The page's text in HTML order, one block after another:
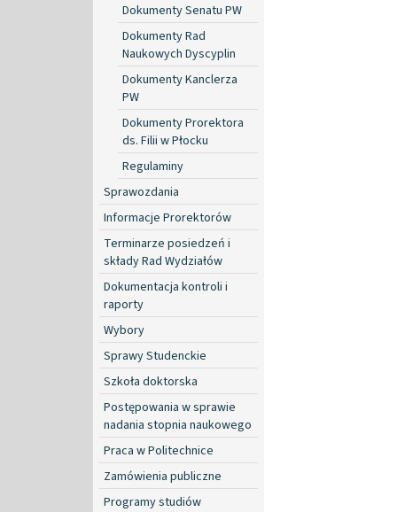
Dokumenty Senatu PW
Dokumenty Rad
Naukowych Dyscyplin
Dokumenty Kanclerza
PW
Dokumenty Prorektora
ds. Filii w Płocku
Regulaminy
Sprawozdania
Informacje Prorektorów
Terminarze posiedzeń i
składy Rad Wydziałów
Dokumentacja kontroli i
raporty
Wybory
Sprawy Studenckie
Szkoła doktorska
Postępowania w sprawie
nadania stopnia naukowego
Praca w Politechnice
Zamówienia publiczne
Programy studiów